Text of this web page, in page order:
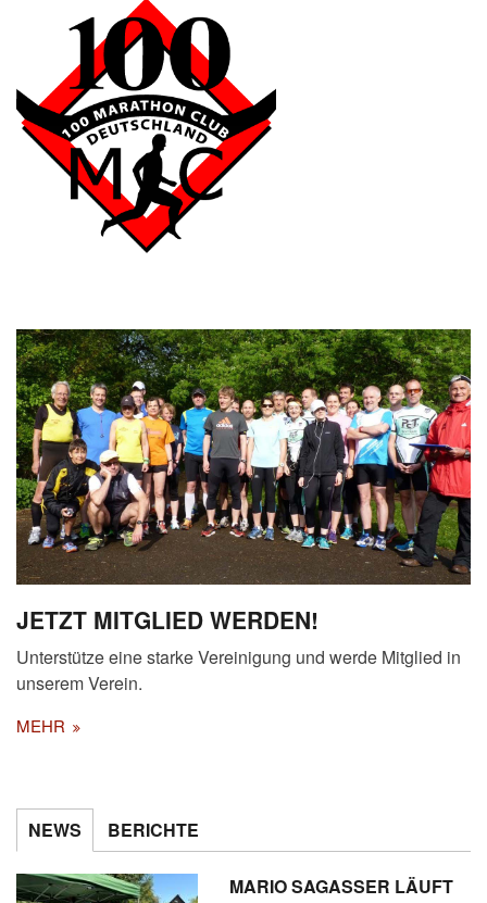
JETZT MITGLIED WERDEN!
Unterstütze eine starke Vereinigung und werde Mitglied in
unserem Verein.
MEHR
NEWS BERICHTE
MARIO SAGASSER LÄUFT